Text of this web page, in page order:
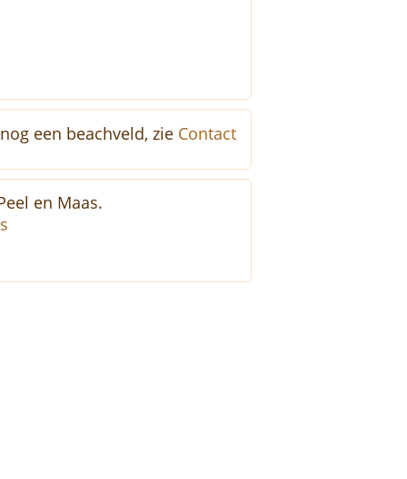
een beachveld, zie Contact
en Maas.